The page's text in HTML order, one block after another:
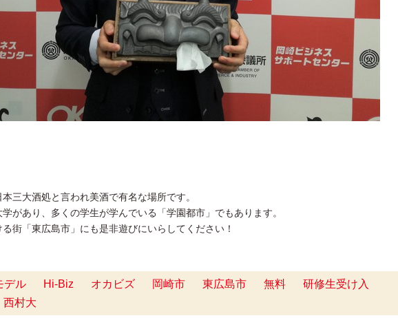
三大酒処と言われ美酒で有名な場所です。
があり、多くの学生が学んでいる「学園都市」でもあります。
街「東広島市」にも是非遊びにいらしてください！
デル Hi-Biz オカビズ 岡崎市 東広島市 無料
研修生受け入
西村大